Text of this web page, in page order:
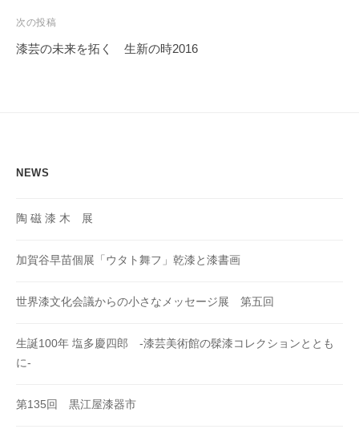
ビ
ゲ
次の投稿
漆芸の未来を拓く 生新の時2016
NEWS
陶 磁 漆 木 展
加賀谷早苗個展「ウタト舞フ」乾漆と漆書画
世界漆文化会議からの小さなメッセージ展 第五回
生誕100年 塩多慶四郎 -漆芸美術館の髹漆コレクションととも
に-
第135回 黒江屋漆器市